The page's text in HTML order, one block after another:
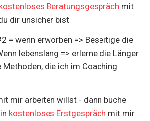
kostenloses Beratungsgespräch mit
dir unsicher bist
= wenn erworben => Beseitige die
lebenslang => erlerne die Länger
Methoden, die ich im Coaching
mir arbeiten willst - dann buche
kostenloses Erstgespräch mit mir